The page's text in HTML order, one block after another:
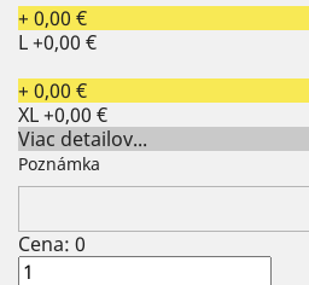
+ 0,00 €
L+0,00 €
+ 0,00 €
XL+0,00 €
Viac detailov...
Poznámka
Cena: 0